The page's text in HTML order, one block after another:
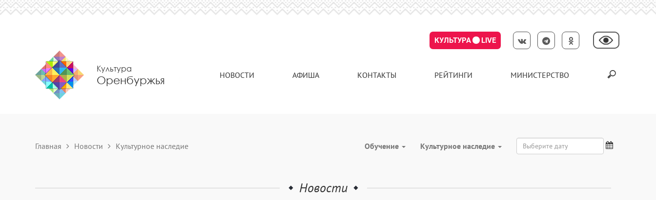
КУЛЬТУРА LIVE
Культура
Оренбуржья НОВОСТИ АФИША КОНТАКТЫ РЕЙТИНГИ МИНИСТЕРСТВО
Главная Новости Культурное наследие Обучение Культурное наследие
Новости